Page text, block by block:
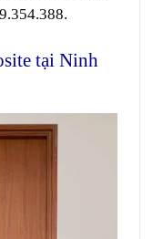
tại Ninh